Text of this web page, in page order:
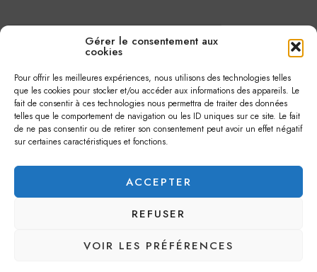
Gérer le consentement aux
cookies
Pour offrir les meilleures expériences, nous utilisons des technologies telles
que les cookies pour stocker et/ou accéder aux informations des appareils. Le
fait de consentir à ces technologies nous permettra de traiter des données
telles que le comportement de navigation ou les ID uniques sur ce site. Le fait
de ne pas consentir ou de retirer son consentement peut avoir un effet négatif
sur certaines caractéristiques et fonctions.
ACCEPTER
REFUSER
VOIR LES PRÉFÉRENCES
Je m'abonne